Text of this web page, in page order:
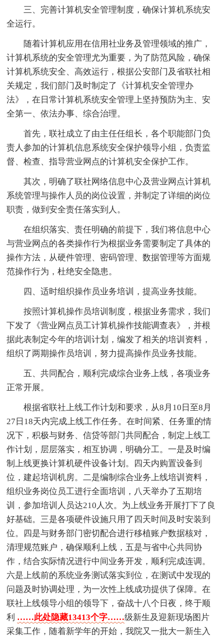
三、完善计算机安全管理制度，确保计算机系统安
全运行。
随着计算机应用在信用社业务及管理领域的推广，
计算机系统的安全管理尤为重要，为了防范风险，确保
计算机系统安全、高效运行，根据公安部门及省联社相
关规定，我们部门及时制定了《计算机安全管理办
法》，在日常计算机系统安全管理上坚持预防为主、安
全第一、依法办事、综合治理。
首先，联社成立了由主任任组长，各个职能部门负
责人参加的计算机信息系统安全保护领导小组，负责监
督、检查、指导营业网点的计算机安全保护工作。
其次，明确了联社网络信息中心及营业网点计算机
系统管理与操作人员的岗位设置，并制定了详细的岗位
职责，做到安全责任落实到人。
在组织落实、责任明确的前提下，我们将信息中心
与营业网点的各类操作行为根据业务需要制定了具体的
操作方法，从硬件管理、密码管理、数据管理等方面规
范操作行为，杜绝安全隐患。
四、适时组织操作员业务培训，提高业务技能。
按照计算机操作员培训制度，根据业务需求，我们
下发了《营业网点员工计算机操作技能调查表》，并根
据此表制定今年的培训计划，编发了相关的培训资料，
组织了两期操作员培训，努力提高操作员业务技能。
五、共同配合，顺利完成综合业务上线，各项业务
正常开展。
根据省联社上线工作计划和要求，从8月10日至8月
27日18天内完成上线工作任务。在时间紧、任务重的情
况下，积极与财务、信贷等部门共同配合，制定上线工
作计划，层层落实，相互协调，明确分工。一是及时编
制上线更换计算机硬件设备计划。四天内购置设备到
位，建起培训机房。二是编制综合业务上线培训资料，
组织业务岗位员工进行全面培训，八天举办了五期培
训，参加培训人员达210人次。为上线业务开展打下了良
好基础。三是各项硬件设施只用了四天时间及时安装到
位。四是与财务部门密切配合进行移植账户数据核对，
清理规范账户，确保顺利上线，五是与省中心共同协
作，结合实际情况进行中间业务开发，顺利完成连调。
六是上线前的系统业务测试落实到位，在测试中发现的
问题及时协调处理，为一次性上线成功提供了保障。在
联社上线领导小组的领导下，奋战十八个日夜，终于顺
利 ……此处隐藏13413个字……级新生及迎新现场图片
采集工作，随着新学年的开始，我院又一批大一新生入